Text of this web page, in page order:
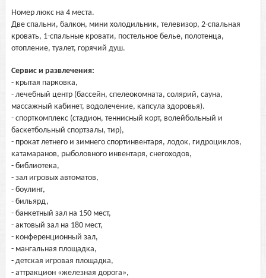
Номер люкс на 4 места.
Две спальни, балкон, мини холодильник, телевизор, 2-спальная
кровать, 1-спальные кровати, постельное белье, полотенца,
отопление, туалет, горячий душ.
Сервис и развлечения:
- крытая парковка,
- лечебный центр (бассейн, спелеокомната, солярий, сауна,
массажный кабинет, водолечение, капсула здоровья).
- спорткомплекс (стадион, теннисный корт, волейбольный и
баскетбольный спортзалы, тир),
- прокат летнего и зимнего спортинвентаря, лодок, гидроциклов,
катамаранов, рыболовного инвентаря, снегоходов,
- библиотека,
- зал игровых автоматов,
- боулинг,
- бильярд,
- банкетный зал на 150 мест,
- актовый зал на 180 мест,
- конференционный зал,
- мангальная площадка,
- детская игровая площадка,
- аттракцион «железная дорога»,